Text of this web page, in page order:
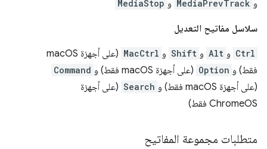
و MediaPrevTrack و MediaStop
سلاسل مفاتيح التعديل
Ctrl و Alt و Shift و MacCtrl
(على أجهزة macOS
فقط) و Option (على أجهزة macOS فقط) و Command
(على أجهزة macOS فقط) و Search (على أجهزة
ChromeOS فقط)
متطلبات مجموعة المفاتيح